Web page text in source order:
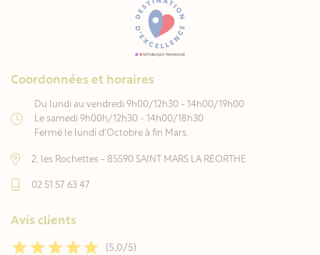
Coordonnées et horaires
Du lundi au vendredi 9h00/12h30 - 14h00/19h00
Le samedi 9h00h/12h30 - 14h00/18h30
Fermé le lundi d'Octobre à fin Mars.
2, les Rochettes - 85590 SAINT MARS LA REORTHE
02 51 57 63 47
Avis clients
(5,0/5)